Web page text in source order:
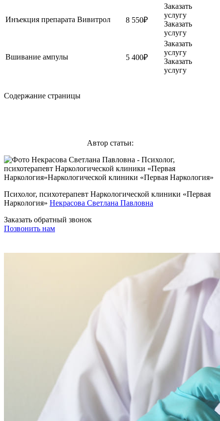
Инъекция препарата Вивитрол 8 550₽
Заказать
услугу
Заказать
услугу
Вшивание ампулы 5 400₽
Заказать
услугу
Заказать
услугу
Содержание страницы
Автор статьи:
Психолог, психотерапевт Наркологической клиники «Первая
Наркология» Некрасова Светлана Павловна
Заказать обратный звонок
Позвонить нам